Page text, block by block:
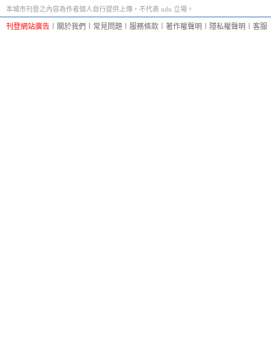
本城市刊登之內容為作者個人自行提供上傳，不代表 udn 立場。
刊登網站廣告 關於我們 常見問題 服務條款 著作權聲明 隱私權聲明 客服